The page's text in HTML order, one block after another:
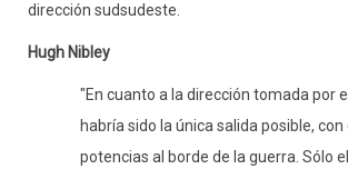
dirección sudsudeste.
Hugh Nibley
"En cuanto a la dirección tomada por
habría sido la única salida posible,
potencias al borde de la guerra. Sólo